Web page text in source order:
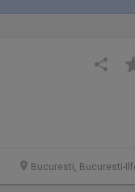
Bucuresti, Bucuresti-